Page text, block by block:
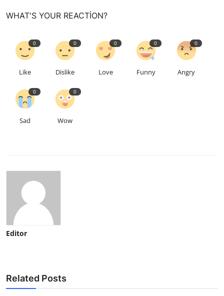
WHAT'S YOUR REACTION?
0
Like
0
Dislike
0
Love
0
Funny
0
Angry
0
Sad
0
Wow
Editor
Related Posts